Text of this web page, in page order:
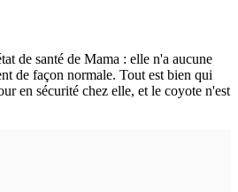
de santé de Mama : elle n'a aucune
de façon normale. Tout est bien qui
en sécurité chez elle, et le coyote n'est